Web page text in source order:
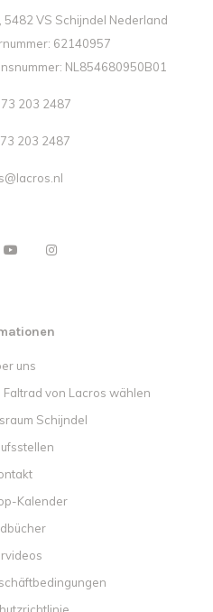
5482 VS Schijndel Nederland
62140957
NL854680950B01
203 2487
203 2487
uns
von Lacros wählen
Schijndel
Kalender